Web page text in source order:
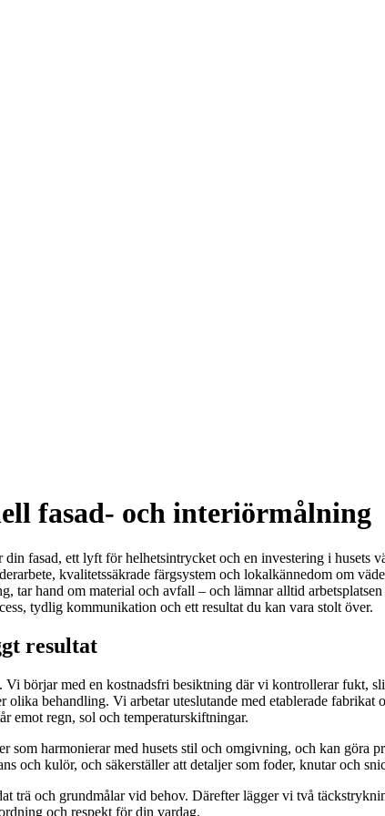
fasad- och interiörmålning
fasad, ett lyft för helhetsintrycket och en investering i husets
kvalitetssäkrade färgsystem och lokalkännedom om
tar hand om material och avfall – och lämnar alltid
tydlig kommunikation och ett resultat du kan vara stolt över.
resultat
Vi börjar med en kostnadsfri besiktning där vi kontrollerar fukt,
behandling. Vi arbetar uteslutande med etablerade
emot regn, sol och temperaturskiftningar.
harmonierar med husets stil och omgivning, och kan göra
och kulör, och säkerställer att detaljer som foder, knutar och
trä och grundmålar vid behov. Därefter lägger vi två
och respekt för din vardag.